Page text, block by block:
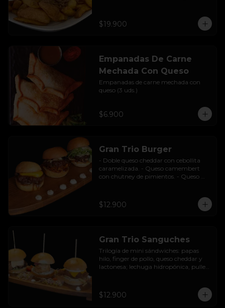
$19.900
Empanadas De Carne
Mechada Con Queso
Empanadas de carne mechada con
queso (3 uds.)
$6.900
Gran Trio Burger
- Doble queso cheddar con cebollita
caramelizada. - Queso camembert
con chutney de pimientos. - Queso
$12.900
Gran Trio Sanguches
Trilogía de mini sándwiches: papas
hilo, finger de pollo, queso cheddar y
lactonesa; lechuga hidropónica, pulled
salsa tártara, cebolla encurtida,
mayonesa y palta.
$12.900